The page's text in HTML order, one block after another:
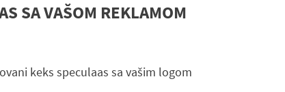
SA VAŠOM REKLAMOM
keks speculaas sa vašim logom